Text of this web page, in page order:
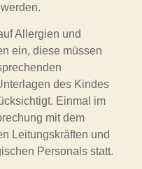
Allergien und
ein, diese müssen
des Kindes
Einmal im
mit dem
Leitungskräften und
Personals statt.